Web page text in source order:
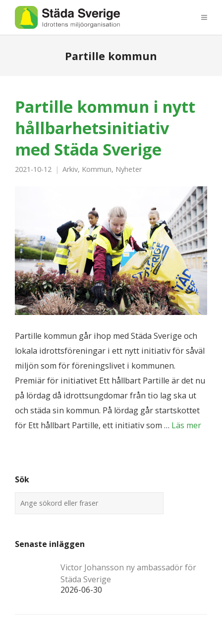
Partille kommun
Partille kommun i nytt
hållbarhetsinitiativ
med Städa Sverige
2021-10-12 Arkiv, Kommun, Nyheter
Partille kommun går ihop med Städa Sverige och
lokala idrottsföreningar i ett nytt initiativ för såväl
miljön som för föreningslivet i kommunen.
Premiär för initiativet Ett hållbart Partille är det nu
på lördag då idrottsungdomar från tio lag ska ut
och städa sin kommun. På lördag går startskottet
för Ett hållbart Partille, ett initiativ som … Läs mer
Sök
Senaste inläggen
Victor Johansson ny ambassadör för
Städa Sverige
2026-06-30